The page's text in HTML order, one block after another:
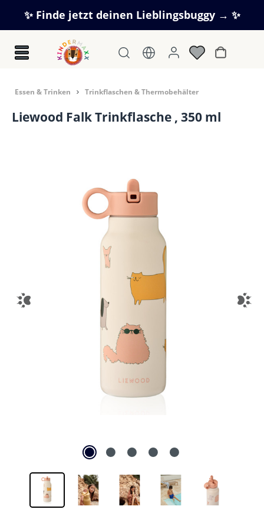
Zum Hauptinhalt springen
✨ Finde jetzt deinen Lieblingsbuggy → ✨
Essen & Trinken Trinkflaschen & Thermobehälter
Liewood Falk Trinkflasche , 350 ml